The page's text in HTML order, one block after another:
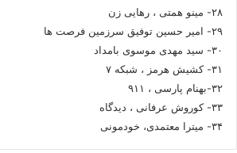
۲۸- مینو همتی ، رهایی زن
۲۹- امیر حسین توفیق سرزمین فرصت ها
۳۰- سید مهدی موسوی بامداد
۳۱- کشیش هرمز ، شبکه ۷
۳۲-بهنام پارسی ، ۹۱۱
۳۳- کوروش عرفانی ، دیدگاه
۳۴- میترا معتمدی، خودمونی